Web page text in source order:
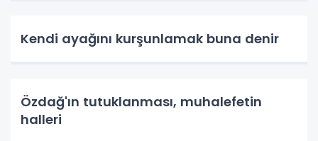
Kendi ayağını kurşunlamak buna denir
Özdağ'ın tutuklanması, muhalefetin
halleri